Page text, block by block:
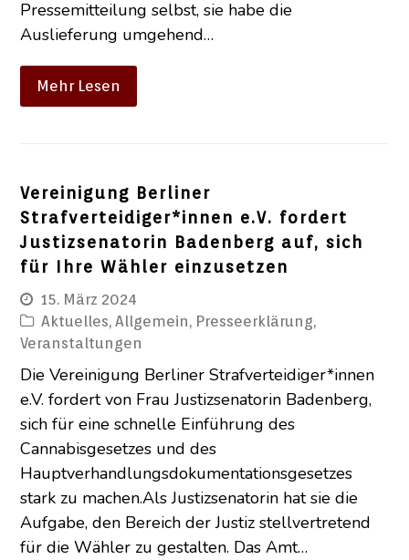
Pressemitteilung selbst, sie habe die
Auslieferung umgehend…
Mehr Lesen
Vereinigung Berliner
Strafverteidiger*innen e.V. fordert
Justizsenatorin Badenberg auf, sich
für Ihre Wähler einzusetzen
15. März 2024
Aktuelles,Allgemein, Presseerklärung,
Veranstaltungen
Die Vereinigung Berliner Strafverteidiger*innen
e.V. fordert von Frau Justizsenatorin Badenberg,
sich für eine schnelle Einführung des
Cannabisgesetzes und des
Hauptverhandlungsdokumentationsgesetzes
stark zu machen.Als Justizsenatorin hat sie die
Aufgabe, den Bereich der Justiz stellvertretend
für die Wähler zu gestalten. Das Amt…